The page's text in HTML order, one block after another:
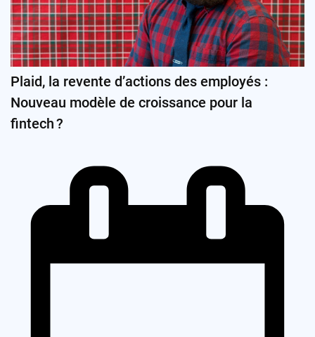
Plaid, la revente d’actions des employés :
Nouveau modèle de croissance pour la
fintech ?